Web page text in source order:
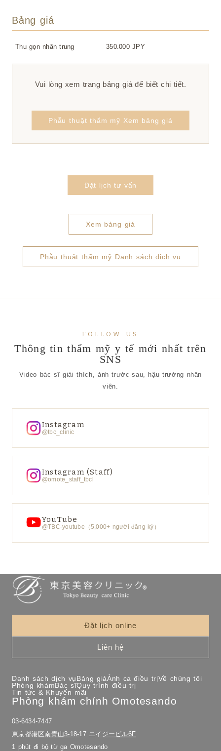
Bảng giá
Thu gọn nhân trung 350.000 JPY
Vui lòng xem trang bảng giá để biết chi tiết.
Phẫu thuật thẩm mỹ Xem bảng giá
Đặt lịch tư vấn
Xem bảng giá
Phẫu thuật thẩm mỹ Danh sách dịch vụ
FOLLOW US
Thông tin thẩm mỹ y tế mới nhất trên
SNS
Video bác sĩ giải thích, ảnh trước-sau, hậu trường nhân
viên.
Instagram
@tbc_clinic
Instagram (Staff)
@omote_staff_tbcl
YouTube
@TBC-youtube（5,000+ người đăng ký）
Đặt lịch online
Liên hệ
Danh sách dịch vụBảng giáẢnh ca điều trịVề chúng tôi
Phòng khámBác sĩQuy trình điều trị
Tin tức & Khuyến mãi
Phòng khám chính Omotesando
03-6434-7447
東京都港区南青山3-18-17 エイジービル6F
1 phút đi bộ từ ga Omotesando